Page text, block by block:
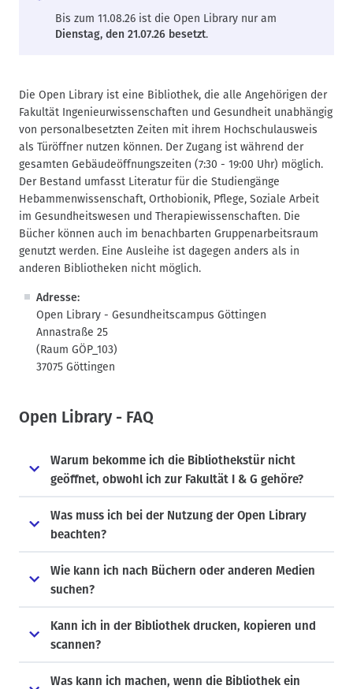
Bis zum 11.08.26 ist die Open Library nur am
Dienstag, den 21.07.26 besetzt.
Die Open Library ist eine Bibliothek, die alle Angehörigen der
Fakultät Ingenieurwissenschaften und Gesundheit unabhängig
von personalbesetzten Zeiten mit ihrem Hochschulausweis
als Türöffner nutzen können. Der Zugang ist während der
gesamten Gebäudeöffnungszeiten (7:30 - 19:00 Uhr) möglich.
Der Bestand umfasst Literatur für die Studiengänge
Hebammenwissenschaft, Orthobionik, Pflege, Soziale Arbeit
im Gesundheitswesen und Therapiewissenschaften. Die
Bücher können auch im benachbarten Gruppenarbeitsraum
genutzt werden. Eine Ausleihe ist dagegen anders als in
anderen Bibliotheken nicht möglich.
Adresse:
Open Library - Gesundheitscampus Göttingen
Annastraße 25
(Raum GÖP_103)
37075 Göttingen
Open Library - FAQ
Warum bekomme ich die Bibliothekstür nicht
geöffnet, obwohl ich zur Fakultät I & G gehöre?
Was muss ich bei der Nutzung der Open Library
beachten?
Wie kann ich nach Büchern oder anderen Medien
suchen?
Kann ich in der Bibliothek drucken, kopieren und
scannen?
Was kann ich machen, wenn die Bibliothek ein